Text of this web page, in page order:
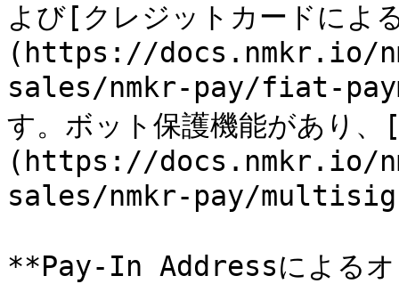
よび[クレジットカードによ
(https://docs.nmkr.io/
sales/nmkr-pay/fiat-
す。ボット保護機能があり
(https://docs.nmkr.io/
sales/nmkr-pay/multisig-
**Pay-In Addressによるオ